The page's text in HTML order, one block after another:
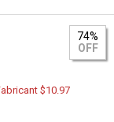
74%
OFF
$10.97